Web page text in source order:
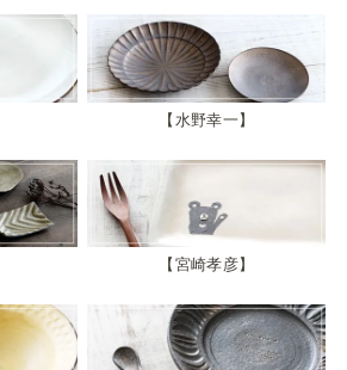
水野幸一
宮崎孝彦